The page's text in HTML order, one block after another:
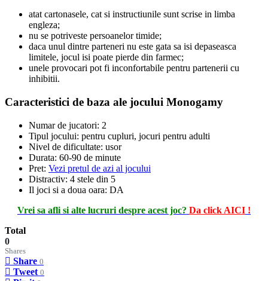
atat cartonasele, cat si instructiunile sunt scrise in limba
engleza;
nu se potriveste persoanelor timide;
daca unul dintre parteneri nu este gata sa isi depaseasca
limitele, jocul isi poate pierde din farmec;
unele provocari pot fi inconfortabile pentru partenerii cu
inhibitii.
Caracteristici de baza ale jocului Monogamy
Numar de jucatori: 2
Tipul jocului: pentru cupluri, jocuri pentru adulti
Nivel de dificultate: usor
Durata: 60-90 de minute
Pret: Vezi pretul de azi al jocului
Distractiv: 4 stele din 5
Il joci si a doua oara: DA
Vrei sa afli si alte lucruri despre acest joc? Da click AICI !
Total
0
Shares
Share 0
Tweet 0